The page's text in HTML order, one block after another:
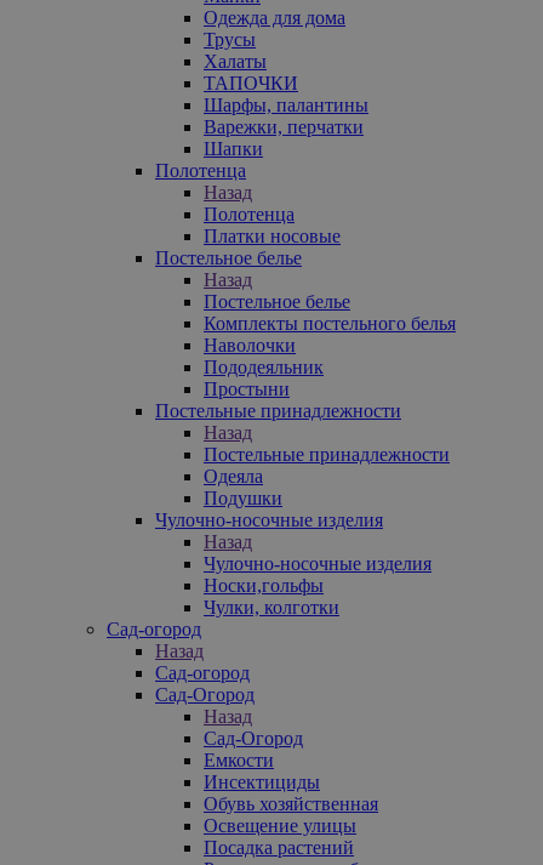
Одежда для дома
Трусы
Халаты
ТАПОЧКИ
Шарфы, палантины
Варежки, перчатки
Шапки
Полотенца
Назад
Полотенца
Платки носовые
Постельное белье
Назад
Постельное белье
Комплекты постельного белья
Наволочки
Пододеяльник
Простыни
Постельные принадлежности
Назад
Постельные принадлежности
Одеяла
Подушки
Чулочно-носочные изделия
Назад
Чулочно-носочные изделия
Носки,гольфы
Чулки, колготки
Сад-огород
Назад
Сад-огород
Сад-Огород
Назад
Сад-Огород
Емкости
Инсектициды
Обувь хозяйственная
Освещение улицы
Посадка растений